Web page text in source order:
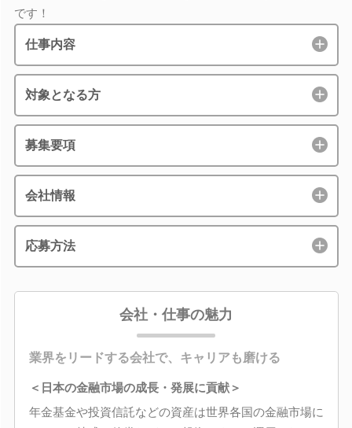
です！
仕事内容
対象となる方
募集要項
会社情報
応募方法
会社・仕事の魅力
業界をリードする会社で、キャリアも磨ける
＜日本の金融市場の成長・発展に貢献＞
年金基金や投資信託などの資産は世界各国の金融市場に